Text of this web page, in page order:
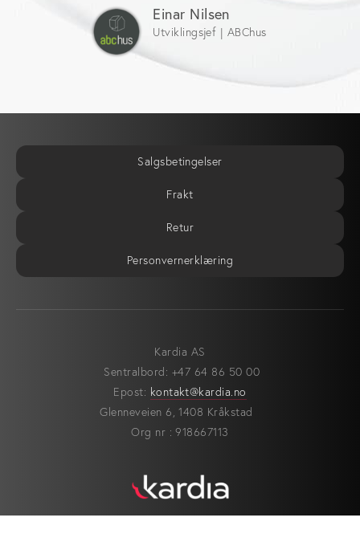
Einar Nilsen
Utviklingsjef | ABChus
Salgsbetingelser
Frakt
Retur
Personvernerklæring
Kardia AS
Sentralbord: +47 64 86 50 00
Epost: kontakt@kardia.no
Glenneveien 6, 1408 Kråkstad
Org nr : 918667113